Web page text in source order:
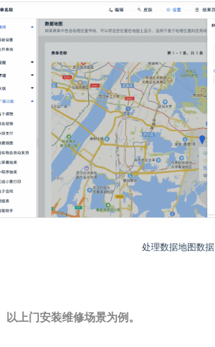
处理数据地图数据
以上门安装维修场景为例。